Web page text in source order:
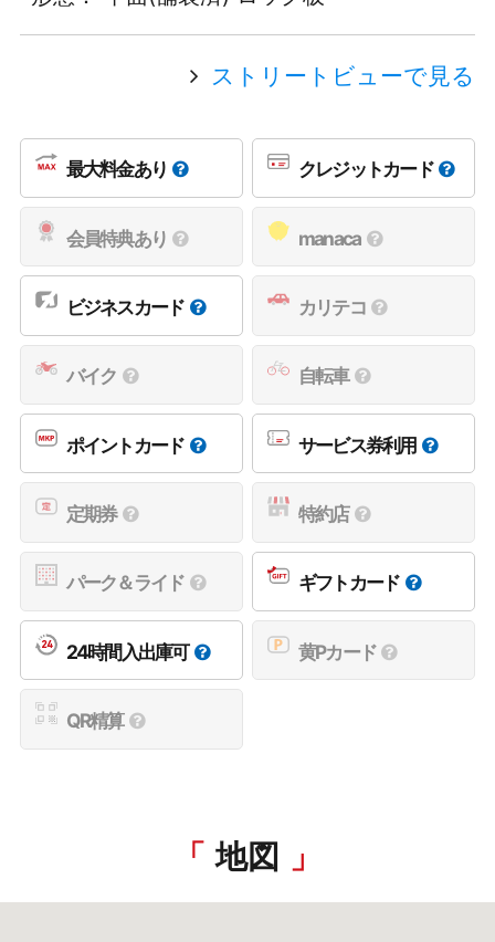
ストリートビューで見る
最大料金あり クレジットカード
会員特典あり manaca
ビジネスカード カリテコ
バイク 自転車
ポイントカード サービス券利用
定期券 特約店
パーク＆ライド ギフトカード
24時間入出庫可 黄Pカード
QR精算
地図